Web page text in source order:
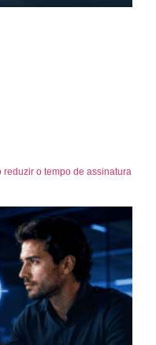
reduzir o tempo de assinatura